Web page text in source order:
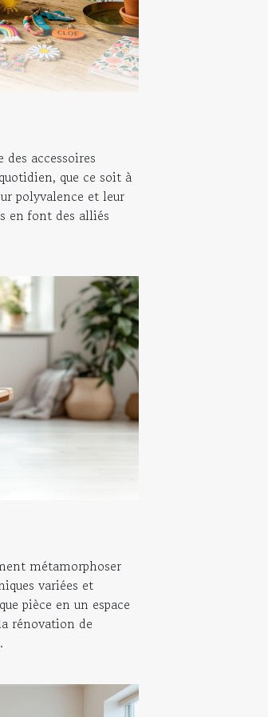
accessoires
que ce soit à
polyvalence et leur
en font des alliés
métamorphoser
variées et
pièce en un espace
rénovation de